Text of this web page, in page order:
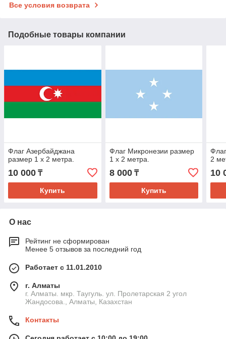
Все условия возврата
Подобные товары компании
Флаг Азербайджана
размер 1 х 2 метра.
10 000 ₸
Купить
Флаг Микронезии размер
1 х 2 метра.
8 000₸
Купить
2
10
О нас
Рейтинг не сформирован
Менее 5 отзывов за последний год
Работает с 11.01.2010
г. Алматы
г. Алматы. мкр. Таугуль. ул. Пролетарская 2 угол
Жандосова., Алматы, Казахстан
Контакты